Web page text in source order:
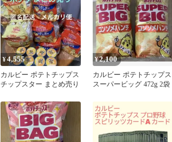
¥4,555
カルビー ポテトチップス
チップスター まとめ売り
¥2,100
カルビー ポテトチップス
スーパービッグ 472g 2袋